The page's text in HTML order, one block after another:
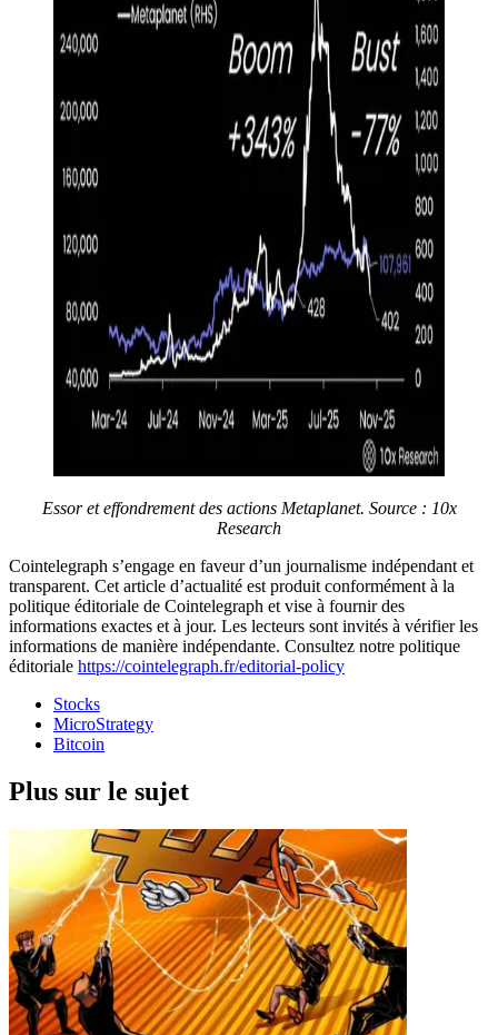
Essor et effondrement des actions Metaplanet. Source : 10x
Research
Cointelegraph s’engage en faveur d’un journalisme indépendant et
transparent. Cet article d’actualité est produit conformément à la
politique éditoriale de Cointelegraph et vise à fournir des
informations exactes et à jour. Les lecteurs sont invités à vérifier les
informations de manière indépendante. Consultez notre politique
éditoriale https://cointelegraph.fr/editorial-policy
Stocks
MicroStrategy
Bitcoin
Plus sur le sujet